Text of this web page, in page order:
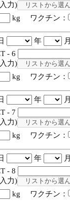
)
kg ワクチン：
年 月
- 6
)
kg ワクチン：
年 月
- 7
)
kg ワクチン：
年 月
- 8
)
kg ワクチン：